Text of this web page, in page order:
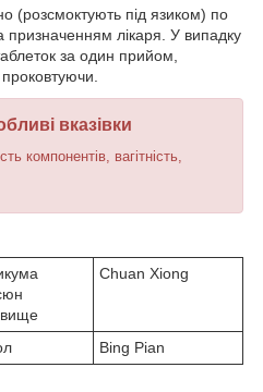
(розсмоктують під язиком) по
лікаря. У випадку
за один прийом,
вказівки
компонентів, вагітність,
Chuan Xiong
Bing Pian